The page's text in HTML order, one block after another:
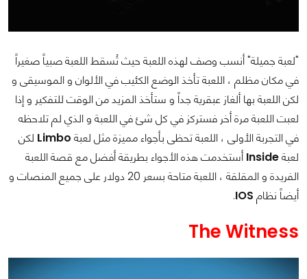
"لعبة جميلة" أنسب وصف لهذه اللعبة حيث تُسقط اللعبة صبياً صغيراً
في مكان مظلم ، اللعبة تأخذ الوضع الكئيب في الألوان و الموسيقى و
لكن اللعبة بها ألغاز عبقرية جداً و ستأخذ المزيد من الوقت للتفكير و إذا
لعبت اللعبة مرة أخر فستركز في كل شئ في اللعبة و الذي لم تلاحظه
في التجربة الأولى ، اللعبة تحظى بأجواء مميزة مثل لعبة Limbo لكن
لعبةInside أستخدمت هذه الأجواء بطريقة أفضل مع قصة اللعبة
الفريدة و المقلقة ، اللعبة متاحة بسعر 20 دولار على جميع المنصات و
أيضاً نظام IOS
.
The Witness